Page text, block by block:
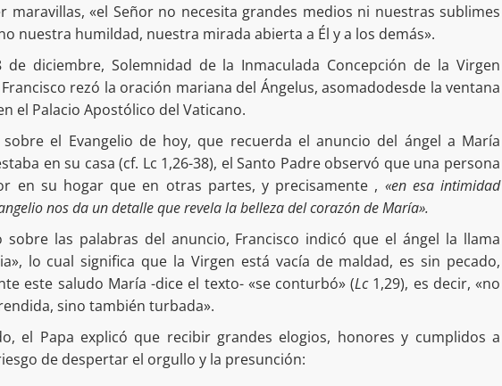
maravillas, «el Señor no necesita grandes medios ni nuestras sublimes
nuestra humildad, nuestra mirada abierta a Él y a los demás».
de diciembre, Solemnidad de la Inmaculada Concepción de la Virgen
rezó la oración mariana del Ángelus, asomadodesde la ventana
el Palacio Apostólico del Vaticano.
sobre el Evangelio de hoy, que recuerda el anuncio del ángel a María
en su casa (cf. Lc 1,26-38), el Santo Padre observó que una persona
en su hogar que en otras partes, y precisamente , «en esa intimidad
nos da un detalle que revela la belleza del corazón de María».
sobre las palabras del anuncio, Francisco indicó que el ángel la llama
lo cual significa que la Virgen está vacía de maldad, es sin pecado,
este saludo María -dice el texto- «se conturbó» (Lc1,29), es decir, «no
sino también turbada».
el Papa explicó que recibir grandes elogios, honores y cumplidos a
de despertar el orgullo y la presunción: